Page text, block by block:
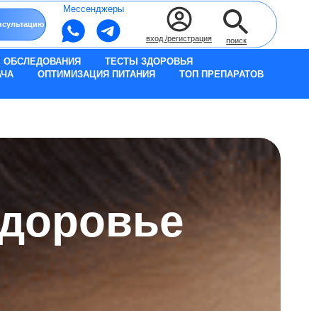
вход /регистрация поиск
ОБСЛЕДОВАНИЯ
ТЕСТЫ ЗДОРОВЬЯ
ОПТИМИЗАЦИЯ ПИТАНИЯ
ТОП ПРЕПАРАТОВ